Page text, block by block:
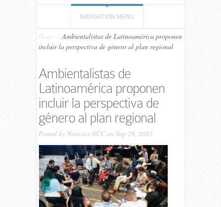
NAVIGATION MENU
Home
Ambientalistas de Latinoamérica proponen
incluir la perspectiva de género al plan regional
Ambientalistas de
Latinoamérica proponen
incluir la perspectiva de
género al plan regional
Posted by Noticias NCCon Sep 29, 2023